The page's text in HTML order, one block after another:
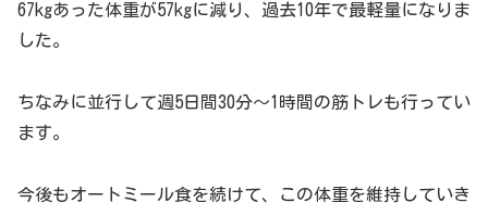
67kgあった体重が57kgに減り、過去10年で最軽量になりま
した。
ちなみに並行して週5日間30分～1時間の筋トレも行ってい
ます。
今後もオートミール食を続けて、この体重を維持していき